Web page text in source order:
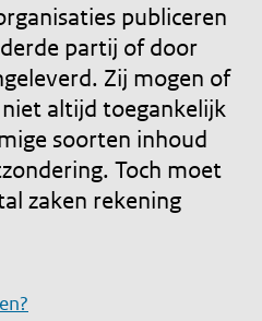
publiceren
partij of door
Zij mogen of
altijd toegankelijk
soorten inhoud
Toch moet
zaken rekening